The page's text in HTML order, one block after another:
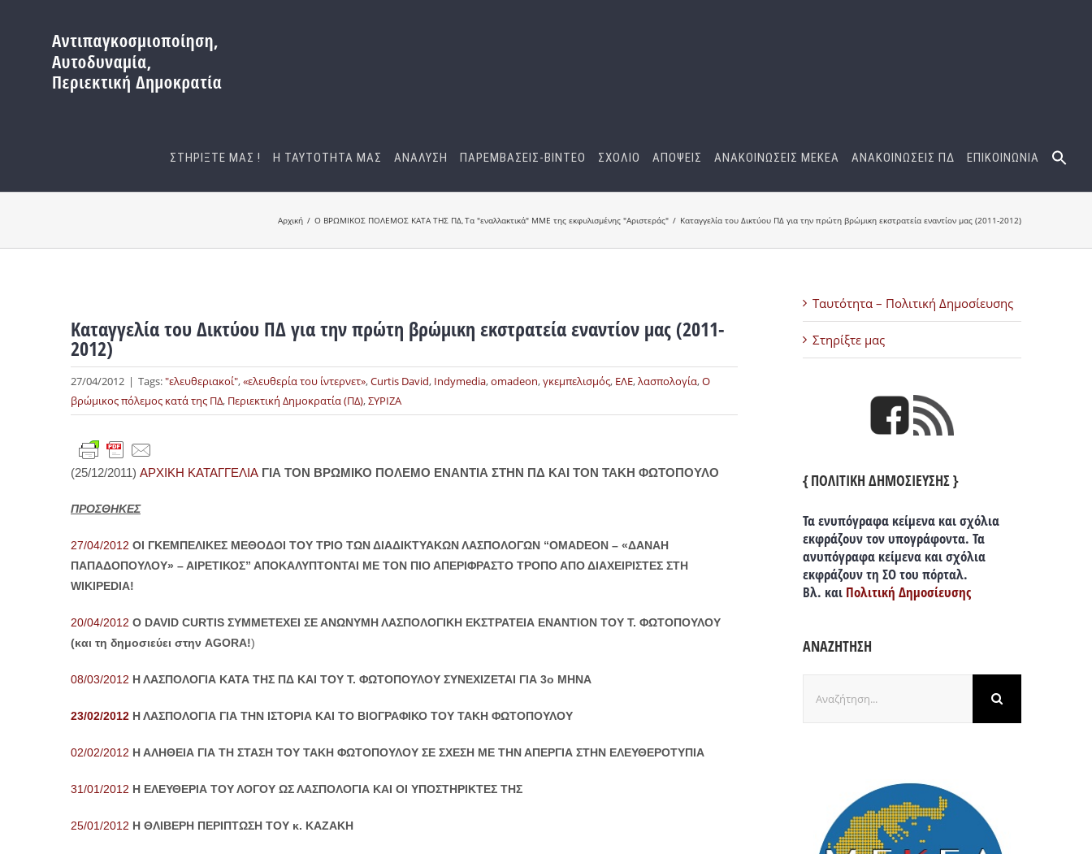
περιεχόμενο
ΣΤΗΡΙΞΤΕ ΜΑΣ ! Η ΤΑΥΤΟΤΗΤΑ ΜΑΣ ΑΝΑΛΥΣΗ ΠΑΡΕΜΒΑΣΕΙΣ-BINTEO ΣΧΟΛΙΟ ΑΠΟΨΕΙΣ ΑΝΑΚΟΙΝΩΣΕΙΣ ΜΕΚΕΑ ΑΝΑΚΟΙΝΩΣΕΙΣ ΠΔ ΕΠΙΚΟΙΝΩΝΙΑ
Αρχική Ο ΒΡΩΜΙΚΟΣ ΠΟΛΕΜΟΣ ΚΑΤΑ ΤΗΣ ΠΔ Τα "εναλλακτικά" ΜΜΕ της εκφυλισμένης "Αριστεράς" Καταγγελία του Δικτύου ΠΔ για την πρώτη βρώμικη εκστρατεία εναντίον μας (2011-2012)
Καταγγελία του Δικτύου ΠΔ για την πρώτη βρώμικη εκστρατεία εναντίον μας (2011-
2012)
27/04/2012 | Tags:"ελευθεριακοί",«ελευθερία του ίντερνετ»,Curtis David, Indymedia,omadeon,γκεμπελισμός, ΕΛΕ,λασπολογία,Ο
βρώμικος πόλεμος κατά της ΠΔ, Περιεκτική Δημοκρατία (ΠΔ),ΣΥΡΙΖΑ
(25/12/2011) ΑΡΧΙΚΗ ΚΑΤΑΓΓΕΛΙΑ ΓΙΑ ΤΟΝ ΒΡΩΜΙΚΟ ΠΟΛΕΜΟ ΕΝΑΝΤΙΑ ΣΤΗΝ ΠΔ ΚΑΙ ΤΟΝ ΤΑΚΗ ΦΩΤΟΠΟΥΛΟ
ΠΡΟΣΘΗΚΕΣ
27/04/2012 ΟΙ ΓΚΕΜΠΕΛΙΚΕΣ ΜΕΘΟΔΟΙ ΤΟΥ ΤΡΙΟ ΤΩΝΔΙΑΔΙΚΤΥΑΚΩΝ ΛΑΣΠΟΛΟΓΩΝ “OMADEON – «ΔΑΝΑΗ
ΠΑΠΑΔΟΠΟΥΛΟΥ» – ΑΙΡΕΤΙΚΟΣ” ΑΠΟΚΑΛΥΠΤΟΝΤΑΙ ΜΕ ΤΟΝ ΠΙΟ ΑΠΕΡΙΦΡΑΣΤΟ ΤΡΟΠΟ ΑΠΟ ΔΙΑΧΕΙΡΙΣΤΕΣ ΣΤΗ
WIKIPEDIA!
20/04/2012 O DAVID CURTIS ΣΥΜΜΕΤΕΧΕΙ ΣΕ ΑΝΩΝΥΜΗ ΛΑΣΠΟΛΟΓΙΚΗ ΕΚΣΤΡΑΤΕΙΑ ΕΝΑΝΤΙΟΝ ΤΟΥ Τ. ΦΩΤΟΠΟΥΛΟΥ
(και τη δημοσιεύει στην AGORA!)
08/03/2012 Η ΛΑΣΠΟΛΟΓΙΑ ΚΑΤΑ ΤΗΣ ΠΔ ΚΑΙ ΤΟΥ Τ. ΦΩΤΟΠΟΥΛΟΥ ΣΥΝΕΧΙΖΕΤΑΙ ΓΙΑ 3ο ΜΗΝΑ
23/02/2012 Η ΛΑΣΠΟΛΟΓΙΑ ΓΙΑ ΤΗΝ ΙΣΤΟΡΙΑ ΚΑΙ ΤΟ ΒΙΟΓΡΑΦΙΚΟ ΤΟΥ ΤΑΚΗ ΦΩΤΟΠΟΥΛΟΥ
02/02/2012 Η ΑΛΗΘΕΙΑ ΓΙΑ ΤΗ ΣΤΑΣΗ ΤΟΥ ΤΑΚΗ ΦΩΤΟΠΟΥΛΟΥ ΣΕ ΣΧΕΣΗ ΜΕ ΤΗΝ ΑΠΕΡΓΙΑ ΣΤΗΝ ΕΛΕΥΘΕΡΟΤΥΠΙΑ
31/01/2012 Η ΕΛΕΥΘΕΡΙΑ ΤΟΥ ΛΟΓΟΥ ΩΣ ΛΑΣΠΟΛΟΓΙΑ ΚΑΙ ΟΙ ΥΠΟΣΤΗΡΙΚΤΕΣ ΤΗΣ
25/01/2012 Η ΘΛΙΒΕΡΗ ΠΕΡΙΠΤΩΣΗ ΤΟΥ κ. ΚΑΖΑΚΗ
Ταυτότητα – Πολιτική Δημοσίευσης
Στηρίξτε μας
{ ΠΟΛΙΤΙΚΗ ΔΗΜΟΣΙΕΥΣΗΣ }
Τα ενυπόγραφα κείμενα και σχόλια
εκφράζουν τον υπογράφοντα. Τα
ανυπόγραφα κείμενα και σχόλια
εκφράζουν τη ΣΟ του πόρταλ.
Βλ. και Πολιτική Δημοσίευσης
ΑΝΑΖΗΤΗΣΗ
για: